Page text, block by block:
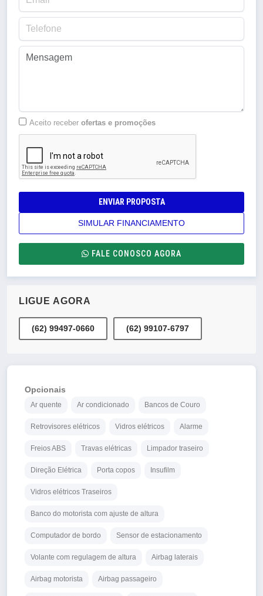
Aceito receber ofertas e promoções
ENVIAR PROPOSTA
SIMULAR FINANCIAMENTO
FALE CONOSCO AGORA
LIGUE AGORA
(62) 99497-0660 (62) 99107-6797
Opcionais
Ar quente Ar condicionado Bancos de Couro
Retrovisores elétricos Vidros elétricos Alarme
Freios ABS Travas elétricas Limpador traseiro
Direção Elétrica Porta copos Insufilm
Vidros elétricos Traseiros
Banco do motorista com ajuste de altura
Computador de bordo Sensor de estacionamento
Volante com regulagem de altura Airbag laterais
Airbag motorista Airbag passageiro